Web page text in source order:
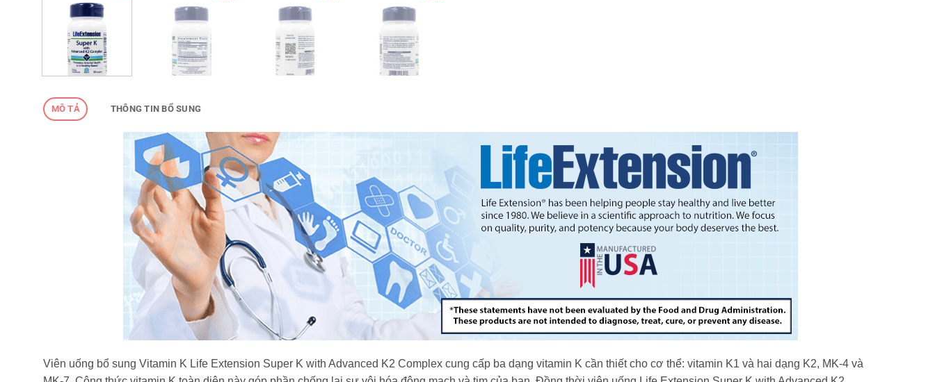
MÔ TẢ THÔNG TIN BỔ SUNG
Viên uống bổ sung Vitamin K Life Extension Super K with Advanced K2 Complex cung cấp ba dạng vitamin K cần thiết cho cơ thể: vitamin K1 và hai dạng K2, MK-4 và